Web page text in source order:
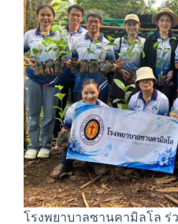
โรงพยาบาลซานคามิลโล